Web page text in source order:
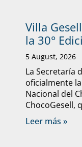
Villa
la 30°
5 August, 2026
La Secretaría
oficialmente
Nacional del
ChocoGesell,
Leer más »